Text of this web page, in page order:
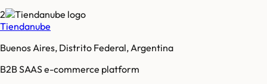
2
Tiendanube
Buenos Aires, Distrito Federal, Argentina
B2B SAAS e-commerce platform